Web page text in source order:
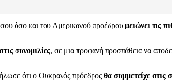
όσο και του Αμερικανού προέδρου μειώνει τις
συνομιλίες, σε μια προφανή προσπάθεια να
ότι ο Ουκρανός πρόεδρος θα συμμετείχε στις